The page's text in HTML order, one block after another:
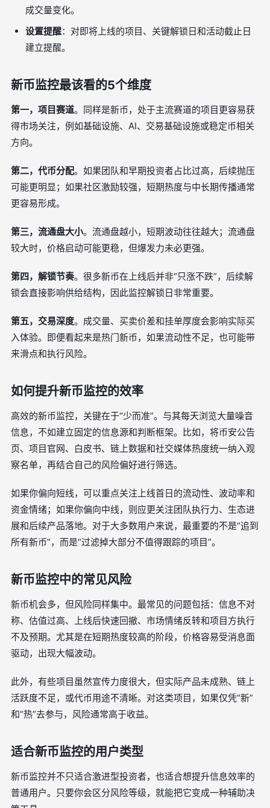
成交量变化。
设置提醒：对即将上线的项目、关键解锁日和活动截止日
建立提醒。
新币监控最该看的5个维度
第一，项目赛道。同样是新币，处于主流赛道的项目更容易获
得市场关注，例如基础设施、AI、交易基础设施或稳定币相关
方向。
第二，代币分配。如果团队和早期投资者占比过高，后续抛压
可能更明显；如果社区激励较强，短期热度与中长期传播通常
更容易形成。
第三，流通盘大小。流通盘越小，短期波动往往越大；流通盘
较大时，价格启动可能更稳，但爆发力未必更强。
第四，解锁节奏。很多新币在上线后并非“只涨不跌”，后续解
锁会直接影响供给结构，因此监控解锁日非常重要。
第五，交易深度。成交量、买卖价差和挂单厚度会影响实际买
入体验。即便看起来是热门新币，如果流动性不足，也可能带
来滑点和执行风险。
如何提升新币监控的效率
高效的新币监控，关键在于“少而准”。与其每天浏览大量噪音
信息，不如建立固定的信息源和判断框架。比如，将币安公告
页、项目官网、白皮书、链上数据和社交媒体热度统一纳入观
察名单，再结合自己的风险偏好进行筛选。
如果你偏向短线，可以重点关注上线首日的流动性、波动率和
资金情绪；如果你偏向中线，则应更关注团队执行力、生态进
展和后续产品落地。对于大多数用户来说，最重要的不是“追到
所有新币”，而是“过滤掉大部分不值得跟踪的项目”。
新币监控中的常见风险
新币机会多，但风险同样集中。最常见的问题包括：信息不对
称、估值过高、上线后快速回撤、市场情绪反转和项目方执行
不及预期。尤其是在短期热度较高的阶段，价格容易受消息面
驱动，出现大幅波动。
此外，有些项目虽然宣传力度很大，但实际产品未成熟、链上
活跃度不足，或代币用途不清晰。对这类项目，如果仅凭“新”
和“热”去参与，风险通常高于收益。
适合新币监控的用户类型
新币监控并不只适合激进型投资者，也适合想提升信息效率的
普通用户。只要你会区分风险等级，就能把它变成一种辅助决